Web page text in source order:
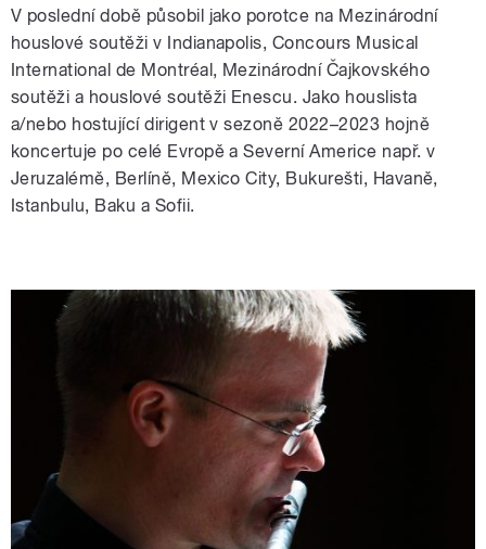
V poslední době působil jako porotce na Mezinárodní
houslové soutěži v Indianapolis, Concours Musical
International de Montréal, Mezinárodní Čajkovského
soutěži a houslové soutěži Enescu. Jako houslista
a/nebo hostující dirigent v sezoně 2022–2023 hojně
koncertuje po celé Evropě a Severní Americe např. v
Jeruzalémě, Berlíně, Mexico City, Bukurešti, Havaně,
Istanbulu, Baku a Sofii.